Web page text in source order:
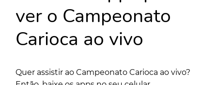
ver o Campeonato
Carioca ao vivo
Quer assistir ao Campeonato Carioca ao vivo?